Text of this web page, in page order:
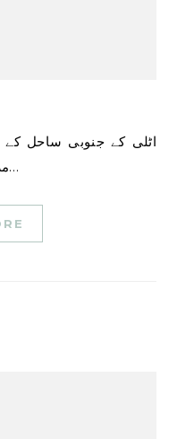
اٹلی کے جنوبی ساحل کے قریب تارکین وطن کے سانحے میں
مرنے والوں کی تعداد کم از کم 63 ہو…